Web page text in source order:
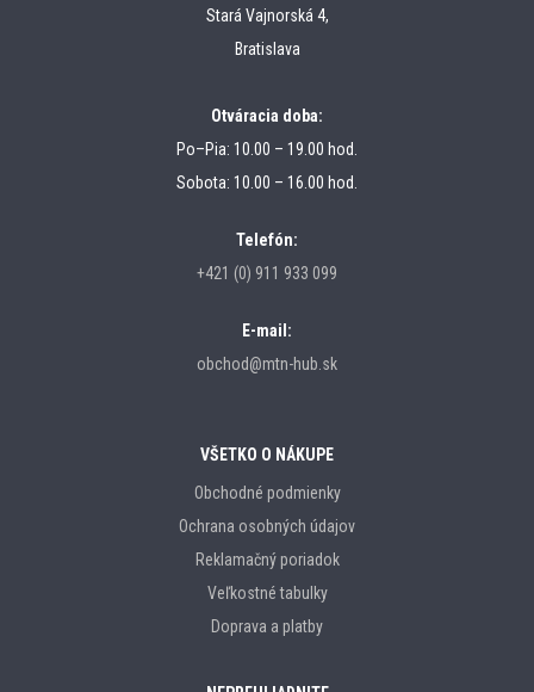
Stará Vajnorská 4,
Bratislava
Otváracia doba:
Po–Pia: 10.00 – 19.00 hod.
Sobota: 10.00 – 16.00 hod.
Telefón:
+421 (0) 911 933 099
E-mail:
obchod@mtn-hub.sk
VŠETKO O NÁKUPE
Obchodné podmienky
Ochrana osobných údajov
Reklamačný poriadok
Veľkostné tabulky
Doprava a platby